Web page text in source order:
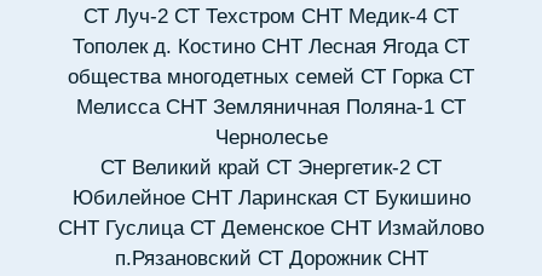
СТ Луч-2 СТ Техстром СНТ Медик-4 СТ
Тополек д. Костино СНТ Лесная Ягода СТ
общества многодетных семей СТ Горка СТ
Мелисса СНТ Земляничная Поляна-1 СТ
Чернолесье
СТ Великий край СТ Энергетик-2 СТ
Юбилейное СНТ Ларинская СТ Букишино
СНТ Гуслица СТ Деменское СНТ Измайлово
п.Рязановский СТ Дорожник СНТ